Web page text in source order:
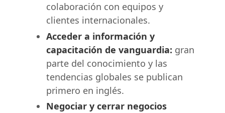
colaboración con equipos y
clientes internacionales.
Acceder a información y
capacitación de vanguardia: gran
parte del conocimiento y las
tendencias globales se publican
primero en inglés.
Negociar y cerrar negocios